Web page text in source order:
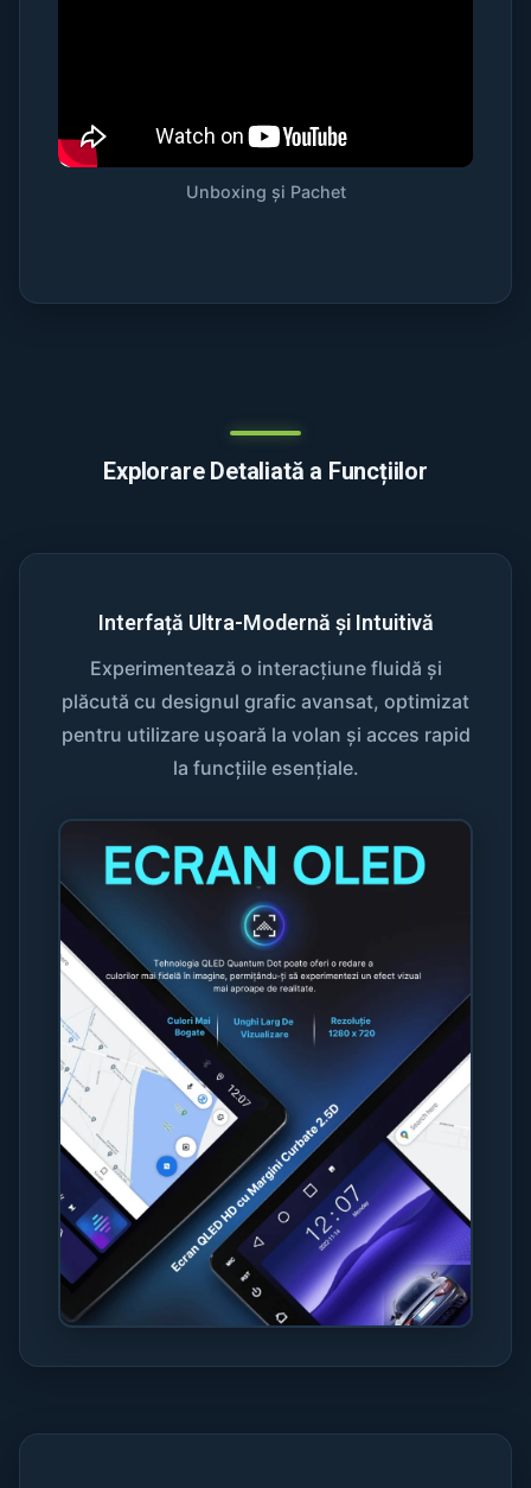
Unboxing și Pachet
Explorare Detaliată a Funcțiilor
Interfață Ultra-Modernă și Intuitivă
Experimentează o interacțiune fluidă și
plăcută cu designul grafic avansat, optimizat
pentru utilizare ușoară la volan și acces rapid
la funcțiile esențiale.